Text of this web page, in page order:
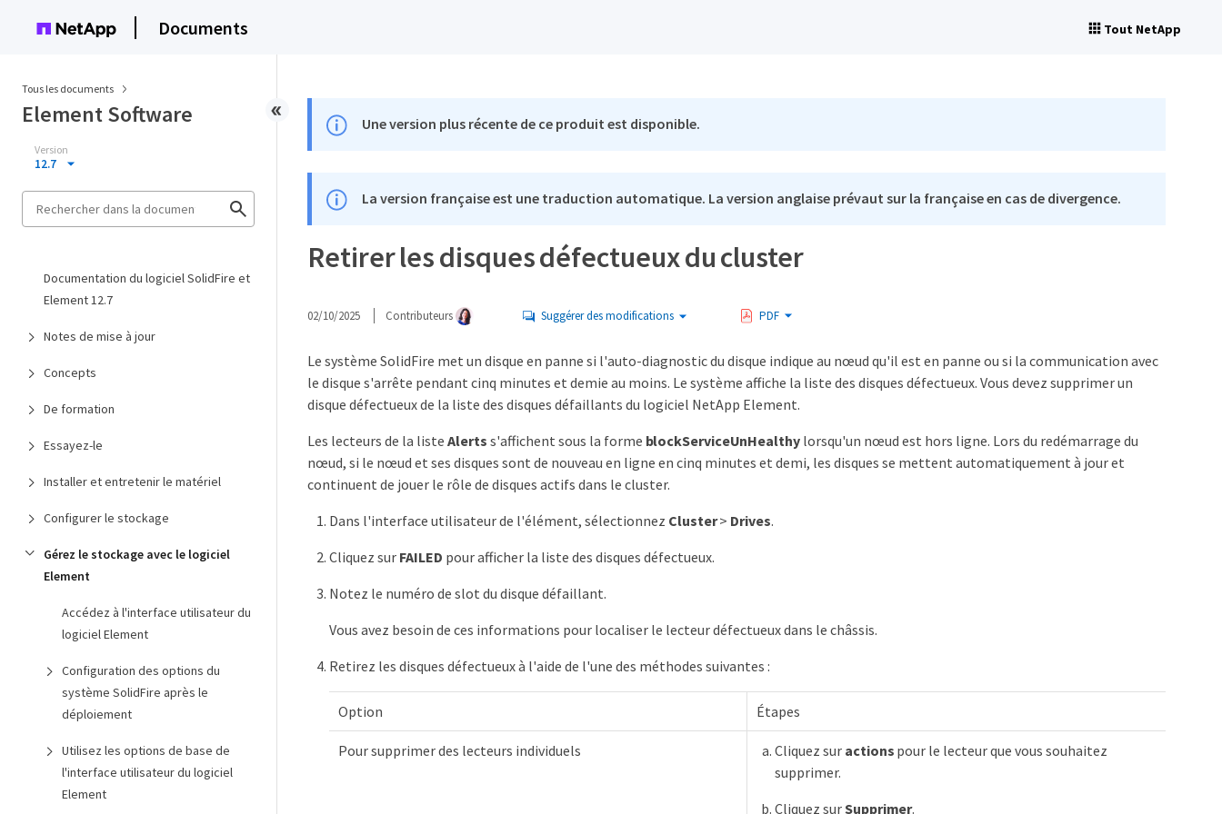
Documents Tout NetApp
Tous les documents
Element Software
Version
12.7
Documentation du logiciel SolidFire et
Element 12.7
Notes de mise à jour
Concepts
De formation
Essayez-le
Installer et entretenir le matériel
Configurer le stockage
Gérez le stockage avec le logiciel
Element
Accédez à l'interface utilisateur du
logiciel Element
Configuration des options du
système SolidFire après le
déploiement
Utilisez les options de base de
l'interface utilisateur du logiciel
Element
Une version plus récente de ce produit est disponible.
La version française est une traduction automatique. La version anglaise prévaut sur la française en cas de divergence.
Retirer les disques défectueux du cluster
02/10/2025 Contributeurs Suggérer des modifications PDF
Le système SolidFire met un disque en panne si l'auto-diagnostic du disque indique au nœud qu'il est en panne ou si la communication avec
le disque s'arrête pendant cinq minutes et demie au moins. Le système affiche la liste des disques défectueux. Vous devez supprimer un
disque défectueux de la liste des disques défaillants du logiciel NetApp Element.
Les lecteurs de la liste Alerts s'affichent sous la forme blockServiceUnHealthylorsqu'un nœud est hors ligne. Lors du redémarrage du
nœud, si le nœud et ses disques sont de nouveau en ligne en cinq minutes et demi, les disques se mettent automatiquement à jour et
continuent de jouer le rôle de disques actifs dans le cluster.
Dans l'interface utilisateur de l'élément, sélectionnez Cluster> Drives.
Cliquez sur FAILED pour afficher la liste des disques défectueux.
Notez le numéro de slot du disque défaillant.
Vous avez besoin de ces informations pour localiser le lecteur défectueux dans le châssis.
Retirez les disques défectueux à l'aide de l'une des méthodes suivantes :
Option Étapes
Pour supprimer des lecteurs individuels Cliquez sur actions pour le lecteur que vous souhaitez
supprimer.
Cliquez surSupprimer.